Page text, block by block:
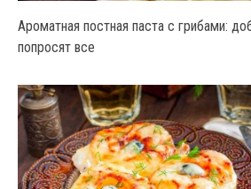
Ароматная постная паста с грибами:
попросят все